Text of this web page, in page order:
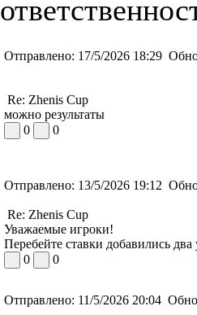
Отправлено: 17/5/2026 18:29
Re: Zhenis Cup
можно результаты
0
0
Отправлено: 13/5/2026 19:12
Re: Zhenis Cup
Уважаемые игроки!
Перебейте ставки добавились два
0
0
Отправлено: 11/5/2026 20:04